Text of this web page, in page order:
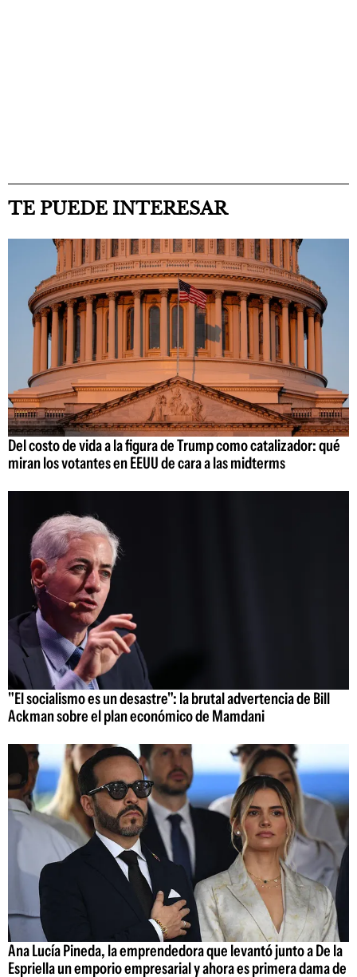
TE PUEDE INTERESAR
Del costo de vida a la figura de Trump como catalizador: qué
miran los votantes en EEUU de cara a las midterms
"El socialismo es un desastre": la brutal advertencia de Bill
Ackman sobre el plan económico de Mamdani
Ana Lucía Pineda, la emprendedora que levantó junto a De la
Espriella un emporio empresarial y ahora es primera dama de